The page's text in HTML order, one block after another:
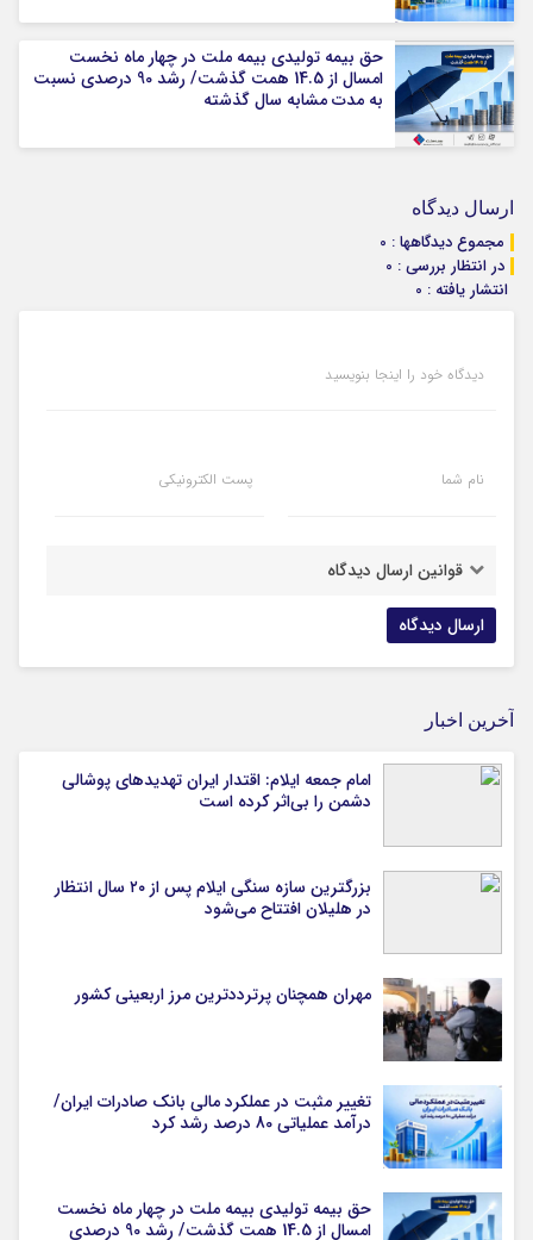
حق بیمه تولیدی بیمه ملت در چهار ماه نخست
امسال از 14.5 همت گذشت/ رشد 90 درصدی نسبت
به مدت مشابه سال گذشته
ارسال دیدگاه
مجموع دیدگاهها : 0
در انتظار بررسی : 0
انتشار یافته : 0
دیدگاه خود را اینجا بنویسید
نام شما پست الکترونیکی
قوانین ارسال دیدگاه
آخرین اخبار
امام جمعه ایلام: اقتدار ایران تهدیدهای پوشالی
دشمن را بی‌اثر کرده است
بزرگترین سازه سنگی ایلام پس از ۲۰ سال انتظار
در هلیلان افتتاح می‌شود
مهران همچنان پرترددترین مرز اربعینی کشور
تغییر مثبت در عملکرد مالی بانک صادرات ایران/
درآمد عملیاتی 80 درصد رشد کرد
حق بیمه تولیدی بیمه ملت در چهار ماه نخست
امسال از 14.5 همت گذشت/ رشد 90 درصدی